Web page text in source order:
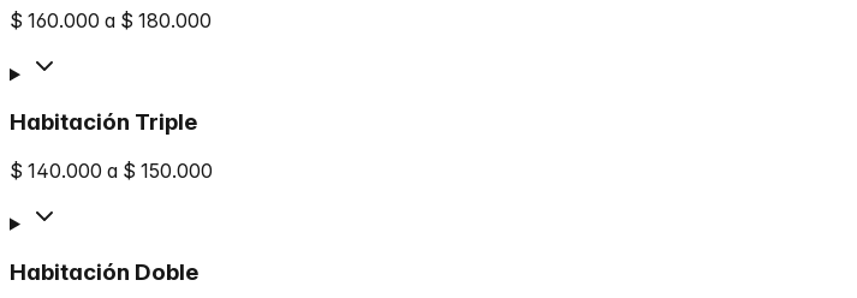
$ 160.000 a $ 180.000
Habitación Triple
$ 140.000 a $ 150.000
Habitación Doble